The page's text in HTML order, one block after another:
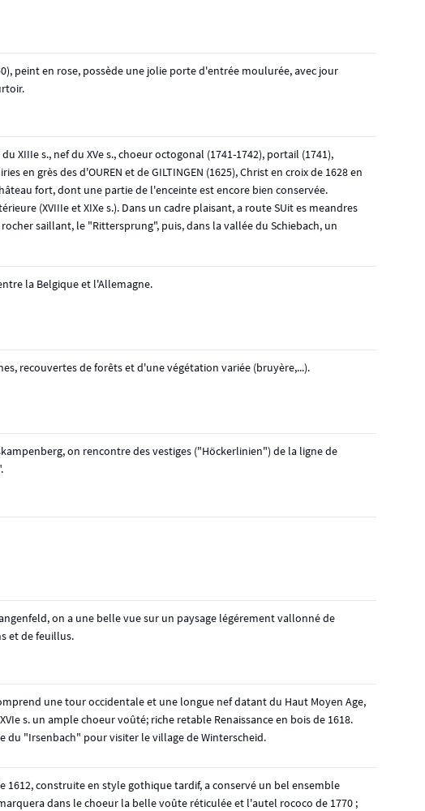
peint en rose, possède une jolie porte d'entrée moulurée, avec jour
XIIIe s., nef du XVe s., choeur octogonal (1741-1742), portail (1741),
en grès des d'OUREN et de GILTINGEN (1625), Christ en croix de 1628 en
fort, dont une partie de l'enceinte est encore bien conservée.
(XVIIIe et XIXe s.). Dans un cadre plaisant, a route SUit es meandres
saillant, le "Rittersprung", puis, dans la vallée du Schiebach, un
la Belgique et l'Allemagne.
recouvertes de forêts et d'une végétation variée (bruyère,...).
on rencontre des vestiges ("Höckerlinien") de la ligne de
on a une belle vue sur un paysage légérement vallonné de
et de feuillus.
une tour occidentale et une longue nef datant du Haut Moyen Age,
s. un ample choeur voûté; riche retable Renaissance en bois de 1618.
du "Irsenbach" pour visiter le village de Winterscheid.
1612, construite en style gothique tardif, a conservé un bel ensemble
dans le choeur la belle voûte réticulée et l'autel rococo de 1770 ;